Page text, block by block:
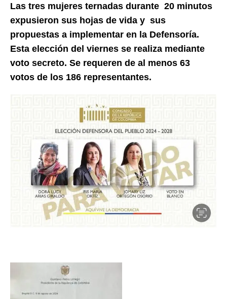
Las tres mujeres ternadas durante 20 minutos
expusieron sus hojas de vida y sus
propuestas a implementar en la Defensoría.
Esta elección del viernes se realiza mediante
voto secreto. Se requeren de al menos 63
votos de los 186 representantes.